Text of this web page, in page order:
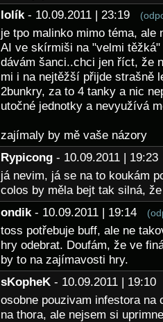
lolík - 10.09.2011 | 23:19
je tpo malinko mimo téma,
AI ve skírmiši na "velmi
dávám šanci..chci jen říct, že
mi i na nejtěžší přijde strašně
2bunkry, za to 4 tanky a nic
utočné jednotky a nevyužívá
zajímaly by mě vaše názory
Rypicong - 10.09.2011 |
já nevim, já se na to koukám
colos by měla bejt tak silná,
ondik - 10.09.2011 | 19:14
toss potřebuje buff, ale ne
hry odebrat. Doufám, že ve
by to na zajímavosti hry.
sKopheK - 10.09.2011 |
osobne pouzivam infestora na
na thora, ale nejsem si